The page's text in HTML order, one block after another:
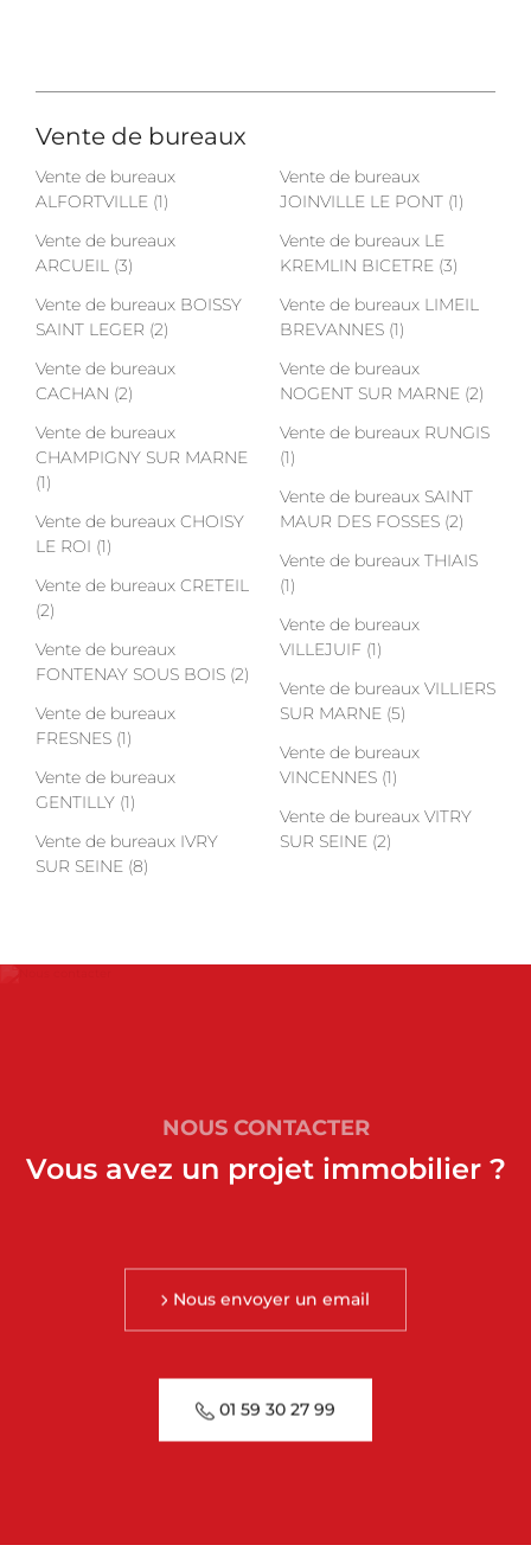
Vente de bureaux
Vente de bureaux
ALFORTVILLE (1)
Vente de bureaux
ARCUEIL (3)
Vente de bureaux BOISSY
SAINT LEGER (2)
Vente de bureaux
CACHAN (2)
Vente de bureaux
CHAMPIGNY SUR MARNE
(1)
Vente de bureaux CHOISY
LE ROI (1)
Vente de bureaux CRETEIL
(2)
Vente de bureaux
FONTENAY SOUS BOIS (2)
Vente de bureaux
FRESNES (1)
Vente de bureaux
GENTILLY (1)
Vente de bureaux IVRY
SUR SEINE (8)
Vente de bureaux
JOINVILLE LE PONT (1)
Vente de bureaux LE
KREMLIN BICETRE (3)
Vente de bureaux LIMEIL
BREVANNES (1)
Vente de bureaux
NOGENT SUR MARNE (2)
Vente de bureaux RUNGIS
(1)
Vente de bureaux SAINT
MAUR DES FOSSES (2)
Vente de bureaux THIAIS
(1)
Vente de bureaux
VILLEJUIF (1)
Vente de bureaux VILLIERS
SUR MARNE (5)
Vente de bureaux
VINCENNES (1)
Vente de bureaux VITRY
SUR SEINE (2)
NOUS CONTACTER
Vous avez un projet immobilier ?
Nous envoyer un email
01 59 30 27 99